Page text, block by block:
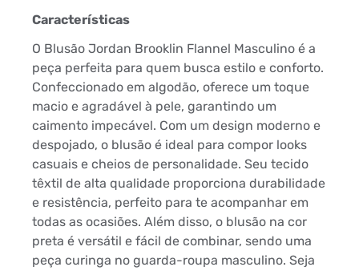
Características
O Blusão Jordan Brooklin Flannel Masculino é a
peça perfeita para quem busca estilo e conforto.
Confeccionado em algodão, oferece um toque
macio e agradável à pele, garantindo um
caimento impecável. Com um design moderno e
despojado, o blusão é ideal para compor looks
casuais e cheios de personalidade. Seu tecido
têxtil de alta qualidade proporciona durabilidade
e resistência, perfeito para te acompanhar em
todas as ocasiões. Além disso, o blusão na cor
preta é versátil e fácil de combinar, sendo uma
peça curinga no guarda-roupa masculino. Seja